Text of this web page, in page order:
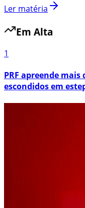
Ler matéria
Em Alta
1
PRF apreende
escondidos em